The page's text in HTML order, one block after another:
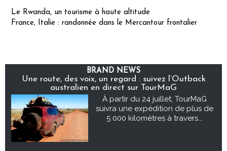
Le Rwanda, un tourisme à haute altitude
France, Italie : randonnée dans le Mercantour frontalier
BRAND NEWS
Une route, des voix, un regard : suivez l’Outback
australien en direct sur TourMaG
À partir du 24 juillet, TourMaG
suivra une expédition de plus de
5 000 kilomètres à travers...